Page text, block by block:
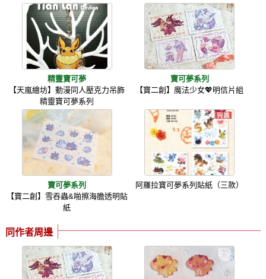
精靈寶可夢
【天嵐繪坊】動漫同人壓克力吊飾
精靈寶可夢系列
寶可夢系列
【寶二創】魔法少女💖明信片組
寶可夢系列
【寶二創】雪吞蟲&啪擦海膽透明貼
紙
阿羅拉寶可夢系列貼紙（三款）
同作者周邊